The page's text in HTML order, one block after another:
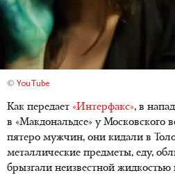
© YouTube
Как передает «Интерфакс», в
в «Макдональдсе» у Московского
пятеро мужчин, они кидали в
металлические предметы, еду,
брызгали неизвестной